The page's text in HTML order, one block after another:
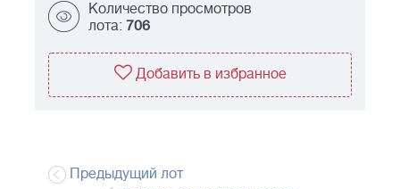
Количество просмотров
лота: 706
Добавить в избранное
Предыдущий лот